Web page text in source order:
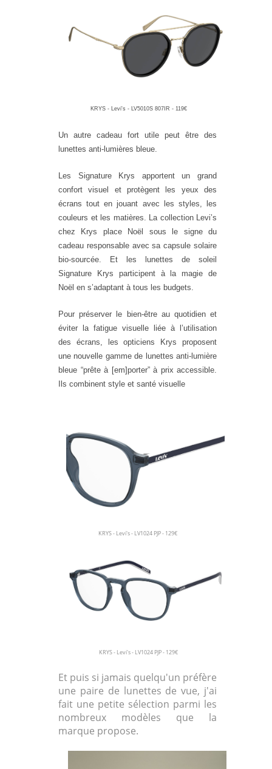
KRYS - Levi's - LV5010S 807IR - 119€
Un autre cadeau fort utile peut être des
lunettes anti-lumières bleue.
Les Signature Krys apportentun grand
confort visuel et protègent les yeux des
écrans tout en jouant avec les styles, les
couleurs et les matières. La collection Levi’s
chez Krys place Noël sous
le signe du
cadeau responsable avec sa capsule solaire
bio-sourcée. Et les lunettes de soleil
Signature Krys participent à
la magie de
Noël en s’adaptant à tous les budgets.
Pour préserver le bien-être au quotidien et
éviter la fatigue visuelle liée à l’utilisation
des écrans, lesopticiens Krys proposent
une nouvelle gamme de lunettes anti-lumière
bleue “prête à [em]porter” à prix accessible.
Ils combinent style et santé visuelle
KRYS - Levi's - LV1024 PJP - 129€
KRYS - Levi's - LV1024 PJP - 129€
Et puis si jamais quelqu'un préfère
une paire de lunettes de vue, j'ai
fait une petite sélection parmi les
nombreux modèles que la
marque propose.